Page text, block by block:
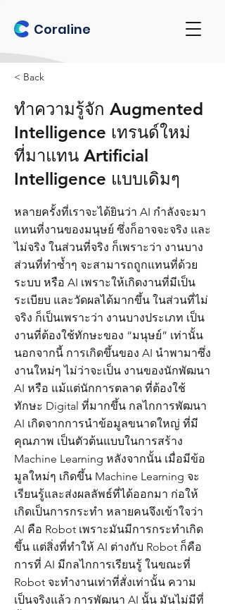
Coraline
< Back
ทำความรู้จัก Augmented
Intelligence เทรนด์ใหม่
ที่มาแทน Artificial
Intelligence แบบเดิมๆ
หลายครั้งที่เราจะได้ยินว่า AI กำลังจะมา
แทนที่งานของมนุษย์ ซึ่งก็อาจจะจริง และ
ไม่จริง ในส่วนที่จริง ก็เพราะว่า งานบาง
ส่วนที่ทำซ้ำๆ จะสามารถถูกแทนที่ด้วย
ระบบ หรือ AI เพราะให้เกิดงานที่มีเป็น
ระเบียบ และวัดผลได้มากขึ้น ในส่วนที่ไม่
จริง ก็เป็นเพราะว่า งานบางประเภท เป็น
งานที่ต้องใช้ทักษะของ “มนุษย์” เท่านั้น
นอกจากนี้ การเกิดขึ้นของ AI นำพามาซึ่ง
งานใหม่ๆ ไม่ว่าจะเป็น งานของนักพัฒนา
AI หรือ แม้แต่นักการตลาด ที่ต้องใช้
ทักษะ Digital ที่มากขึ้น กลไกการพัฒนา
AI เกิดจากการนำข้อมูลขนาดใหญ่ ที่มี
คุณภาพ เป็นตัวต้นแบบในการสร้าง
Machine Learning หลังจากนั้น เมื่อมีข้อ
มูลใหม่ๆ เกิดขึ้น Machine Learning จะ
เรียนรู้และส่งผลลัพธ์ที่ได้ออกมา ก่อให้
เกิดเป็นการกระทำ หลายคนจึงเข้าใจว่า
AI คือ Robot เพราะมันมีการกระทำเกิด
ขึ้น แต่สิ่งที่ทำให้ AI ต่างกับ Robot ก็คือ
การที่ AI มีกลไกการเรียนรู้ ในขณะที่
Robot จะทำงานเท่าที่สั่งเท่านั้น ความ
เป็นจริงแล้ว การพัฒนา AI นั้น มันไม่มีที่